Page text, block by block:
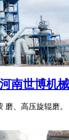
南世博机
磨、高压旋辊磨